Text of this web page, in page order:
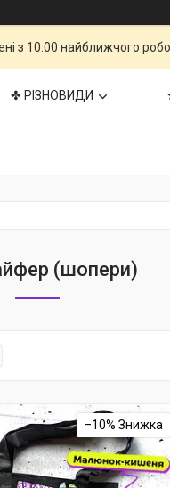
з 10:00 найближчого
✤ РІЗНОВИДИ
(шопери)
–10%